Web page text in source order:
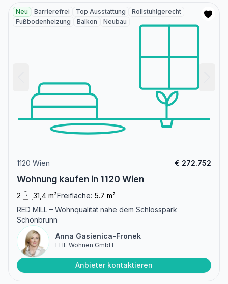
Neu Barrierefrei Top Ausstattung
Rollstuhlgerecht
Fußbodenheizung
Balkon Neubau
1120 Wien € 272.752
Wohnung kaufen in 1120 Wien
2 31,4 m²Freifläche: 5.7 m²
RED MILL – Wohnqualität nahe dem Schlosspark
Schönbrunn
Anna Gasienica-Fronek
EHL Wohnen GmbH
Anbieter kontaktieren